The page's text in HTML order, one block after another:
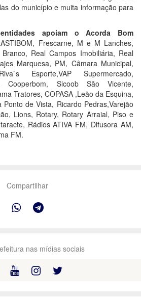
do município e muita informação para
apoiam o Acorda Bom
Frescarne, M e M Lanches,
Real Campos Imobiliária, Real
Marquesa, PM, Câmara Municipal,
Esporte,VAP Supermercado,
Cooperbom, Sicoob São Vicente,
Tratores, COPASA ,Leão da Esquina,
Ponto de Vista, Ricardo Pedras,Varejão
Lions, Rotary, Rotary Arraial, Piso e
Rádios ATIVA FM, Difusora AM,
FM.
Compartilhar
nas mídias sociais